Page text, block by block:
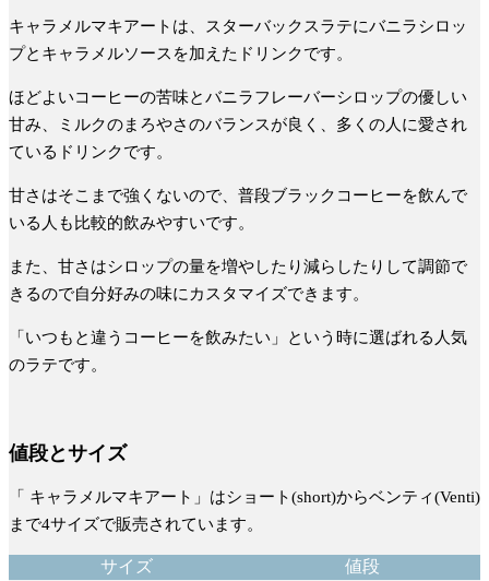
キャラメルマキアートは、
スターバックスラテにバニラシロッ
プとキャラメルソースを加えたドリンクです。
ほどよいコーヒーの苦味とバニラフレーバーシロップの優しい
甘み、ミルクのまろやさのバランスが良く、多くの人に愛され
ているドリンクです。
甘さはそこまで強くないので、普段ブラックコーヒーを飲んで
いる人も比較的飲みやすいです。
また、 甘さはシロップの量を増やしたり減らしたりして調節で
きるので自分好みの味にカスタマイズできます。
「いつもと違うコーヒーを飲みたい」という時に選ばれる人気
のラテです。
値段とサイズ
「 キャラメルマキアート」はショート(short)からベンティ(Venti)
まで4サイズで販売されています。
サイズ
値段